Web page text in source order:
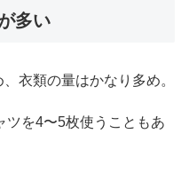
多い
衣類の量はかなり多め。
ツを4〜5枚使うこともあ